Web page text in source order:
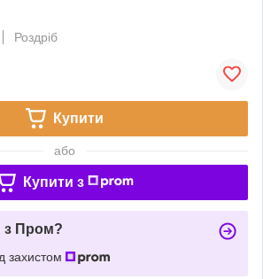
Роздріб
Купити
або
Купити з
з Пром?
захистом